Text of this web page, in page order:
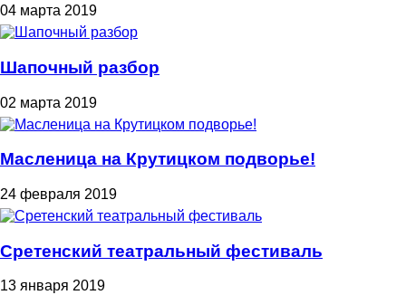
04 марта 2019
Шапочный разбор
02 марта 2019
Масленица на Крутицком подворье!
24 февраля 2019
Сретенский театральный фестиваль
13 января 2019